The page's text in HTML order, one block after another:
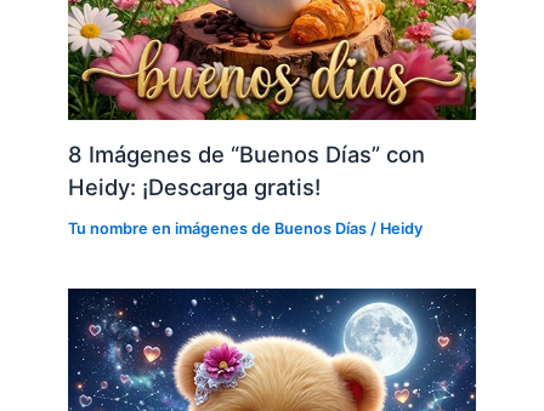
8 Imágenes de “Buenos Días” con
Heidy: ¡Descarga gratis!
Tu nombre en imágenes de Buenos Días / Heidy